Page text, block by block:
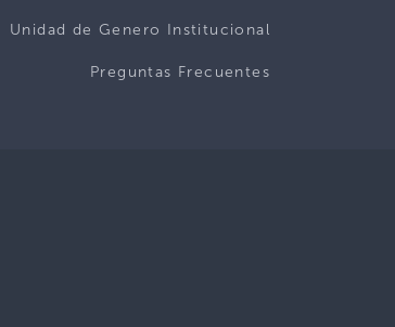
Unidad de Genero Institucional
Preguntas Frecuentes